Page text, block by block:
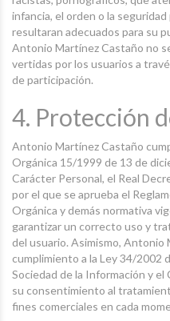
infancia, el orden o la
resultaran adecuados para su
Antonio Martínez Castaño no
vertidas por los usuarios a
de participación.
4. Protección
Antonio Martínez Castaño
Orgánica 15/1999 de 13 de
Carácter Personal, el Real
por el que se aprueba el
Orgánica y demás normativa
garantizar un correcto uso y
del usuario. Asimismo, Antonio
cumplimiento a la Ley 34/2002
Sociedad de la Información y
su consentimiento al
fines comerciales en cada